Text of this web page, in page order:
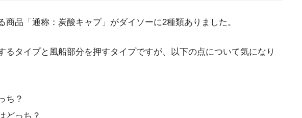
商品「通称：炭酸キャプ」がダイソーに2種類ありました。
るタイプと風船部分を押すタイプですが、以下の点について気になり
ち？
どっち？